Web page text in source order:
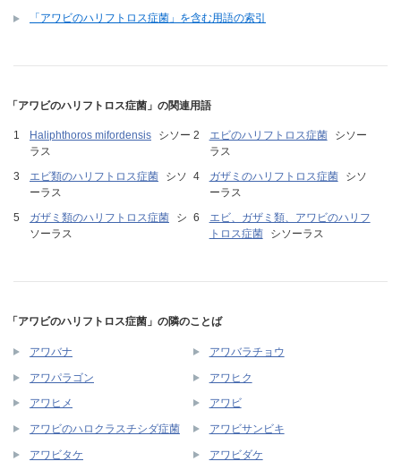
「アワビのハリフトロス症菌」を含む用語の索引
「アワビのハリフトロス症菌」の関連用語
Haliphthoros mifordensis
シソー
ラス
エビのハリフトロス症菌
シソー
ラス
エビ類のハリフトロス症菌
シソ
ーラス
ガザミのハリフトロス症菌
シソ
ーラス
ガザミ類のハリフトロス症菌
シ
ソーラス
エビ、ガザミ類、アワビのハリフ
トロス症菌
シソーラス
「アワビのハリフトロス症菌」の隣のことば
アワバナ アワバラチョウ
アワパラゴン アワヒク
アワヒメ アワビ
アワビのハロクラスチシダ症菌 アワビサンビキ
アワビタケ アワビダケ